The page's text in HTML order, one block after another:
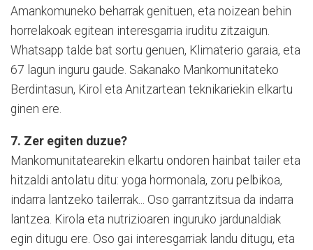
Amankomuneko beharrak genituen, eta noizean behin
horrelakoak egitean interesgarria iruditu zitzaigun.
Whatsapp talde bat sortu genuen, Klimaterio garaia, eta
67 lagun inguru gaude. Sakanako Mankomunitateko
Berdintasun, Kirol eta Anitzartean teknikariekin elkartu
ginen ere.
7. Zer egiten duzue?
Mankomunitatearekin elkartu ondoren hainbat tailer eta
hitzaldi antolatu ditu: yoga hormonala, zoru pelbikoa,
indarra lantzeko tailerrak... Oso garrantzitsua da indarra
lantzea. Kirola eta nutrizioaren inguruko jardunaldiak
egin ditugu ere. Oso gai interesgarriak landu ditugu, eta